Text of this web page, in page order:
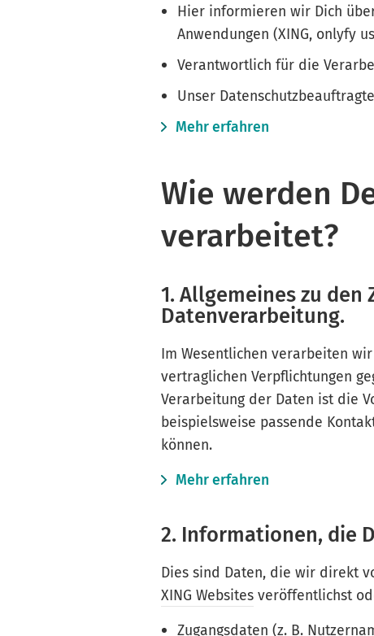
Hier informieren wir Dich
Anwendungen (XING, onlyfy
Verantwortlich für die
Unser
Mehr erfahren
Wie werden
verarbeitet?
1. Allgemeines zu den
Datenverarbeitung.
Im Wesentlichen verarbeiten wir
vertraglichen Verpflichtungen
Verarbeitung der Daten ist die
beispielsweise passende
können.
Mehr erfahren
2. Informationen, die
Dies sind Daten, die wir direkt
XING Websitesveröffentlichst
Zugangsdaten (z. B.